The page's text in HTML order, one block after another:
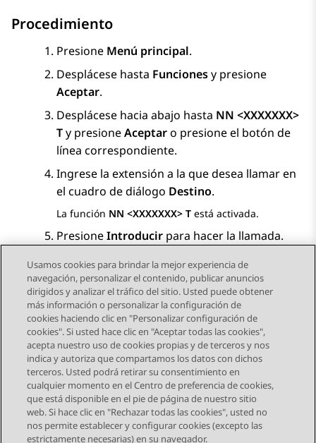
Procedimiento
Presione Menú principal.
Desplácese hasta Funcionesy presione
Aceptar.
Desplácese hacia abajo hasta NN <XXXXXXX>
Ty presioneAceptaro presione el botón de
línea correspondiente.
Ingrese la extensión a la que desea llamar en
el cuadro de diálogo Destino.
La función NN <XXXXXXX> T está activada.
PresioneIntroducir para hacer la llamada.
Send Feedback
Navegación de tema
Tema anterior Tema siguiente
STAY CONNECTED
Usamos cookies para brindar la mejor experiencia de
navegación, personalizar el contenido, publicar anuncios
dirigidos y analizar el tráfico del sitio. Usted puede obtener
más información o personalizar la configuración de
cookies haciendo clic en "Personalizar configuración de
cookies". Si usted hace clic en "Aceptar todas las cookies",
acepta nuestro uso de cookies propias y de terceros y nos
indica y autoriza que compartamos los datos con dichos
terceros. Usted podrá retirar su consentimiento en
cualquier momento en el Centro de preferencia de cookies,
que está disponible en el pie de página de nuestro sitio
web. Si hace clic en "Rechazar todas las cookies", usted no
nos permite establecer y configurar cookies (excepto las
estrictamente necesarias) en su navegador.